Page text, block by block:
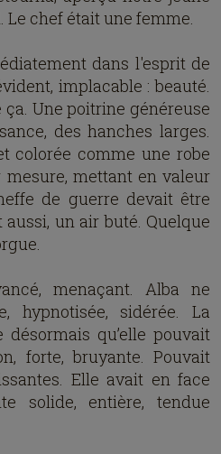
Le chef était une femme.
dans l'esprit de
implacable : beauté.
ça. Une poitrine généreuse
des hanches larges.
colorée comme une robe
mesure, mettant en valeur
de guerre devait être
un air buté. Quelque
menaçant. Alba ne
hypnotisée, sidérée. La
qu’elle pouvait
forte, bruyante. Pouvait
Elle avait en face
solide, entière, tendue